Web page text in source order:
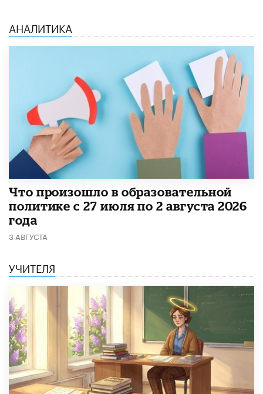
АНАЛИТИКА
​Что произошло в образовательной
политике с 27 июля по 2 августа 2026
года
3 АВГУСТА
УЧИТЕЛЯ